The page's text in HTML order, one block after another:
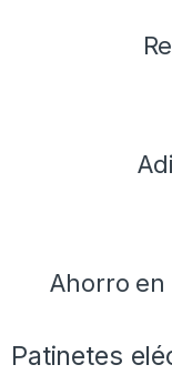
Ahorro
Patinetes